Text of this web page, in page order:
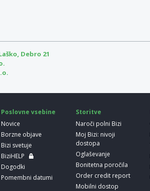
Debro 21
Poslovne vsebine
Novice
Borzne objave
Bizi svetuje
BiziHELP
Dogodki
Pomembni datumi
Storitve
Naroči polni Bizi
Moj Bizi: nivoji
dostopa
Oglaševanje
Bonitetna poročila
Order credit report
Mobilni dostop